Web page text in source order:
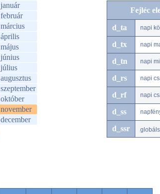
január
február
március
április
május
június
július
augusztus
szeptember
október
november
december
Fejléc
d_ta napi
d_tx napi
d_tn napi
d_rs napi
d_rf napi
d_ss
d_ssr